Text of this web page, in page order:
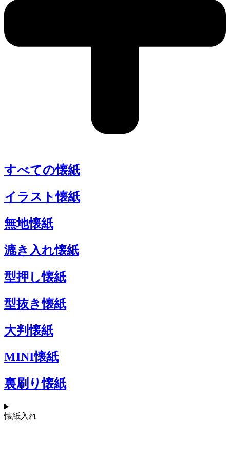
すべての懐紙
イラスト懐紙
無地懐紙
漉き入れ懐紙
型押し懐紙
型抜き懐紙
大判懐紙
MINI懐紙
裏刷り懐紙
懐紙入れ